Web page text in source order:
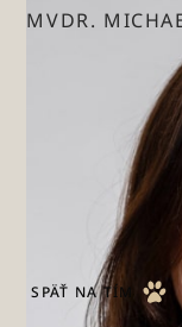
MVDR.
CT - počítačová
MRI -
SPÄŤ NA TÍM